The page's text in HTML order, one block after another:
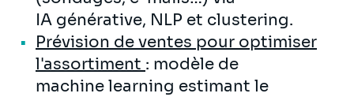
IA générative, NLP et clustering.
Prévision de ventes pour optimiser
l'assortiment : modèle de
machine learning estimant le